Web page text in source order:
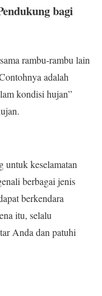
bagi
rambu-rambu lain
adalah
kondisi hujan”
untuk keselamatan
berbagai jenis
berkendara
itu, selalu
Anda dan patuhi